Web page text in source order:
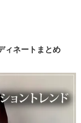
ィネートまとめ